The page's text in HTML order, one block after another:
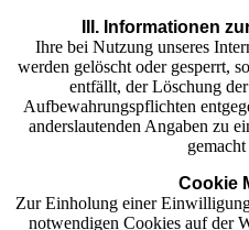
III. Informationen
Ihre bei Nutzung unseres
werden gelöscht oder gesperrt,
entfällt, der Löschung
Aufbewahrungspflichten
anderslautenden Angaben zu
Cookie
Zur Einholung einer
notwendigen Cookies auf der